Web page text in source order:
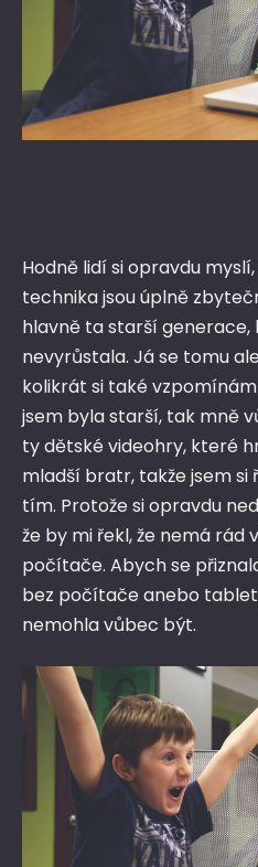
Hodně lidí si opravdu
technika jsou úplně
hlavně ta starší
nevyrůstala. Já se tomu
kolikrát si také
jsem byla starší, tak mně
ty dětské videohry, které
mladší bratr, takže jsem si
tím. Protože si opravdu
že by mi řekl, že nemá rád
počítače. Abych se
bez počítače anebo
nemohla vůbec být.